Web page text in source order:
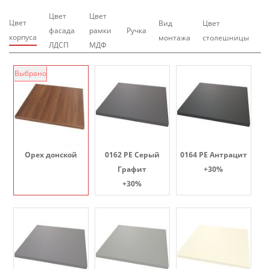
Цвет
корпуса
Цвет
фасада
ЛДСП
Цвет
рамки
МДФ
Ручка
Вид
монтажа
Цвет
столешницы
Орех донской
Выбрано
0162 PE Серый
Графит
+30%
0164 PE Антрацит
+30%